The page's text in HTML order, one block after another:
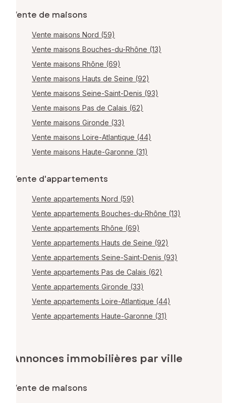
Vente de maisons
Vente maisons Nord (59)
Vente maisons Bouches-du-Rhône (13)
Vente maisons Rhône (69)
Vente maisons Hauts de Seine (92)
Vente maisons Seine-Saint-Denis (93)
Vente maisons Pas de Calais (62)
Vente maisons Gironde (33)
Vente maisons Loire-Atlantique (44)
Vente maisons Haute-Garonne (31)
Vente d'appartements
Vente appartements Nord (59)
Vente appartements Bouches-du-Rhône (13)
Vente appartements Rhône (69)
Vente appartements Hauts de Seine (92)
Vente appartements Seine-Saint-Denis (93)
Vente appartements Pas de Calais (62)
Vente appartements Gironde (33)
Vente appartements Loire-Atlantique (44)
Vente appartements Haute-Garonne (31)
Annonces immobilières par ville
Vente de maisons